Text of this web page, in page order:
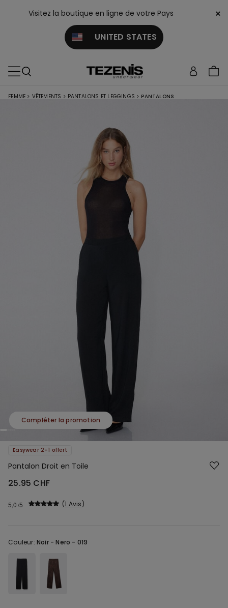
Visitez la boutique en ligne de votre Pays
UNITED STATES
×
FEMME > VÊTEMENTS > PANTALONS ET LEGGINGS > PANTALONS
Compléter la promotion
Easywear 2+1 offert
Pantalon Droit en Toile
25.95 CHF
5,0 1 Avis
Couleur:Noir -Nero - 019